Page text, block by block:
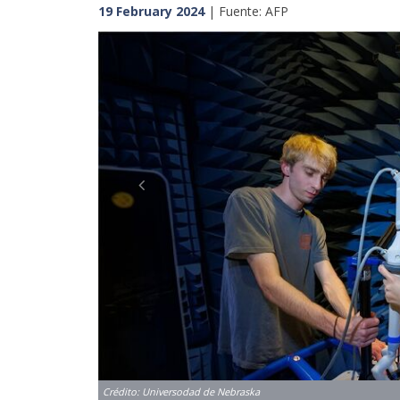
19 February 2024| Fuente: AFP
Crédito: Universodad de Nebraska